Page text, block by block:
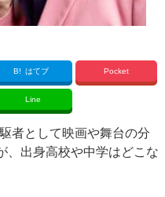
B! はてブ Pocket
Line
者として映画や舞台の分
、出身高校や中学はどこな